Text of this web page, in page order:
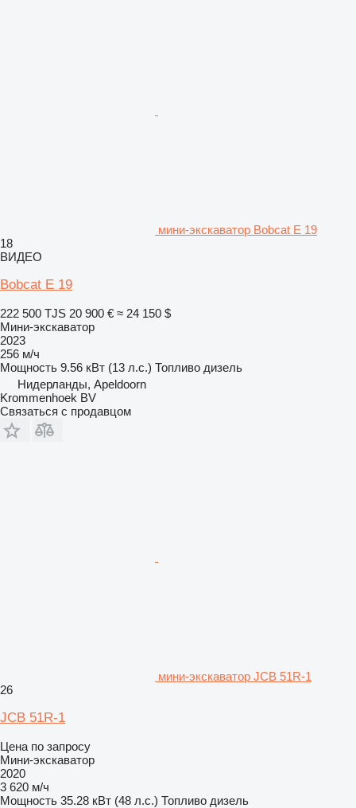
мини-экскаватор Bobcat E 19
18
ВИДЕО
Bobcat E 19
222 500 TJS 20 900 € ≈ 24 150 $
Мини-экскаватор
2023
256 м/ч
Мощность 9.56 кВт (13 л.с.) Топливо дизель
Нидерланды, Apeldoorn
Krommenhoek BV
Связаться с продавцом
мини-экскаватор JCB 51R-1
26
JCB 51R-1
Цена по запросу
Мини-экскаватор
2020
3 620 м/ч
Мощность 35.28 кВт (48 л.с.) Топливо дизель